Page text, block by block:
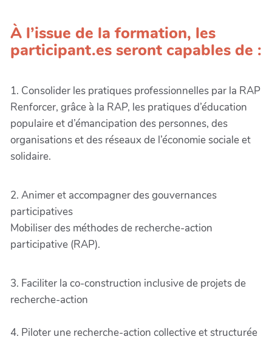
À l’issue de la formation, les
participant.es seront capables de :
1. Consolider les pratiques professionnelles par la RAP
Renforcer, grâce à la RAP, les pratiques d’éducation
populaire et d’émancipation des personnes, des
organisations et des réseaux de l’économie sociale et
solidaire.
2. Animer et accompagner des gouvernances
participatives
Mobiliser des méthodes de recherche-action
participative (RAP).
3. Faciliter la co-construction inclusive de projets de
recherche-action
4. Piloter une recherche-action collective et structurée